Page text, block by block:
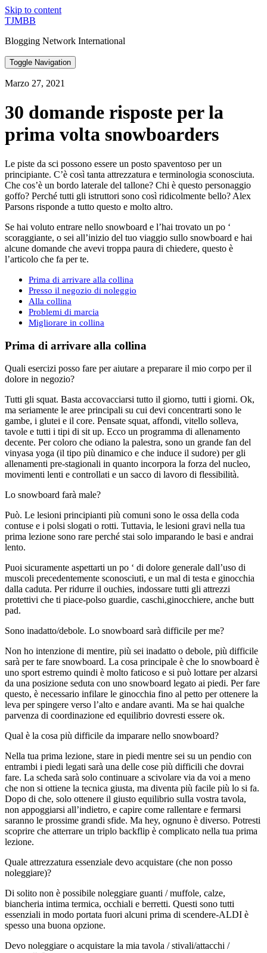
Skip to content
TJMBB
Blogging Network International
Toggle Navigation
Marzo 27, 2021
30 domande risposte per la
prima volta snowboarders
Le piste da sci possono essere un posto spaventoso per un
principiante. C’è così tanta attrezzatura e terminologia sconosciuta.
Che cos’è un bordo laterale del tallone? Chi è questo personaggio
goffo? Perché tutti gli istruttori sono così ridicolmente bello? Alex
Parsons risponde a tutto questo e molto altro.
Se hai voluto entrare nello snowboard e l’hai trovato un po ‘
scoraggiante, o sei all’inizio del tuo viaggio sullo snowboard e hai
alcune domande che avevi troppa paura di chiedere, questo è
l’articolo che fa per te.
Prima di arrivare alla collina
Presso il negozio di noleggio
Alla collina
Problemi di marcia
Migliorare in collina
Prima di arrivare alla collina
Quali esercizi posso fare per aiutare a preparare il mio corpo per il
dolore in negozio?
Tutti gli squat. Basta accovacciarsi tutto il giorno, tutti i giorni. Ok,
ma seriamente le aree principali su cui devi concentrarti sono le
gambe, i glutei e il core. Pensate squat, affondi, vitello solleva,
tavole e tutti i tipi di sit up. Ecco un programma di allenamento
decente. Per coloro che odiano la palestra, sono un grande fan del
vinyasa yoga (il tipo più dinamico e che induce il sudore) per gli
allenamenti pre-stagionali in quanto incorpora la forza del nucleo,
movimenti lenti e controllati e un sacco di lavoro di flessibilità.
Lo snowboard farà male?
Può. Le lesioni principianti più comuni sono le ossa della coda
contuse e i polsi slogati o rotti. Tuttavia, le lesioni gravi nella tua
prima lezione sono rare perché stai solo imparando le basi e andrai
lento.
Puoi sicuramente aspettarti un po ‘ di dolore generale dall’uso di
muscoli precedentemente sconosciuti, e un mal di testa e ginocchia
dalla caduta. Per ridurre il ouchies, indossare tutti gli attrezzi
protettivi che ti piace-polso guardie, caschi,ginocchiere, anche butt
pad.
Sono inadatto/debole. Lo snowboard sarà difficile per me?
Non ho intenzione di mentire, più sei inadatto o debole, più difficile
sarà per te fare snowboard. La cosa principale è che lo snowboard è
uno sport estremo quindi è molto faticoso e si può lottare per alzarsi
da una posizione seduta con uno snowboard legato ai piedi. Per fare
questo, è necessario infilare le ginocchia fino al petto per ottenere la
leva per spingere verso l’alto e andare avanti. Ma se hai qualche
parvenza di coordinazione ed equilibrio dovresti essere ok.
Qual è la cosa più difficile da imparare nello snowboard?
Nella tua prima lezione, stare in piedi mentre sei su un pendio con
entrambi i piedi legati sarà una delle cose più difficili che dovrai
fare. La scheda sarà solo continuare a scivolare via da voi a meno
che non si ottiene la tecnica giusta, ma diventa più facile più lo si fa.
Dopo di che, solo ottenere il giusto equilibrio sulla vostra tavola,
non appoggiarsi all’indietro, e capire come rallentare e fermarsi
saranno le prossime grandi sfide. Ma hey, ognuno è diverso. Potresti
scoprire che atterrare un triplo backflip è complicato nella tua prima
lezione.
Quale attrezzatura essenziale devo acquistare (che non posso
noleggiare)?
Di solito non è possibile noleggiare guanti / muffole, calze,
biancheria intima termica, occhiali e berretti. Questi sono tutti
essenziali in modo portata fuori alcuni prima di scendere-ALDI è
spesso una buona opzione.
Devo noleggiare o acquistare la mia tavola / stivali/attacchi /